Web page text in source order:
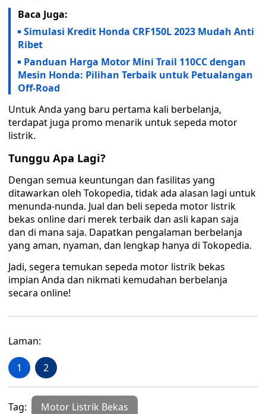
Baca Juga:
Simulasi Kredit Honda CRF150L 2023 Mudah Anti
Ribet
Panduan Harga Motor Mini Trail 110CC dengan
Mesin Honda: Pilihan Terbaik untuk Petualangan
Off-Road
Untuk Anda yang baru pertama kali berbelanja,
terdapat juga promo menarik untuk sepeda motor
listrik.
Tunggu Apa Lagi?
Dengan semua keuntungan dan fasilitas yang
ditawarkan oleh Tokopedia, tidak ada alasan lagi untuk
menunda-nunda. Jual dan beli sepeda motor listrik
bekas online dari merek terbaik dan asli kapan saja
dan di mana saja. Dapatkan pengalaman berbelanja
yang aman, nyaman, dan lengkap hanya di Tokopedia.
Jadi, segera temukan sepeda motor listrik bekas
impian Anda dan nikmati kemudahan berbelanja
secara online!
Laman:
1 2
Tag: Motor Listrik Bekas